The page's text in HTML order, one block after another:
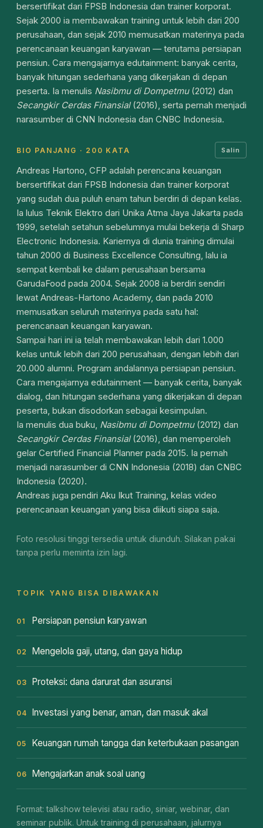
bersertifikat dari FPSB Indonesia dan trainer korporat.
Sejak 2000 ia membawakan training untuk lebih dari 200
perusahaan, dan sejak 2010 memusatkan materinya pada
perencanaan keuangan karyawan — terutama persiapan
pensiun. Cara mengajarnya edutainment: banyak cerita,
banyak hitungan sederhana yang dikerjakan di depan
peserta. Ia menulis Nasibmu di Dompetmu(2012) dan
Secangkir Cerdas Finansial(2016), serta pernah menjadi
narasumber di CNN Indonesia dan CNBC Indonesia.
BIO PANJANG · 200 KATA Salin
Andreas Hartono, CFP adalah perencana keuangan
bersertifikat dari FPSB Indonesia dan trainer korporat
yang sudah dua puluh enam tahun berdiri di depan kelas.
Ia lulus Teknik Elektro dari Unika Atma Jaya Jakarta pada
1999, setelah setahun sebelumnya mulai bekerja di Sharp
Electronic Indonesia. Kariernya di dunia training dimulai
tahun 2000 di Business Excellence Consulting, lalu ia
sempat kembali ke dalam perusahaan bersama
GarudaFood pada 2004. Sejak 2008 ia berdiri sendiri
lewat Andreas-Hartono Academy, dan pada 2010
memusatkan seluruh materinya pada satu hal:
perencanaan keuangan karyawan.
Sampai hari ini ia telah membawakan lebih dari 1.000
kelas untuk lebih dari 200 perusahaan, dengan lebih dari
20.000 alumni. Program andalannya persiapan pensiun.
Cara mengajarnya edutainment — banyak cerita, banyak
dialog, dan hitungan sederhana yang dikerjakan di depan
peserta, bukan disodorkan sebagai kesimpulan.
Ia menulis dua buku, Nasibmu di Dompetmu(2012) dan
Secangkir Cerdas Finansial(2016), dan memperoleh
gelar Certified Financial Planner pada 2015. Ia pernah
menjadi narasumber di CNN Indonesia (2018) dan CNBC
Indonesia (2020).
Andreas juga pendiri Aku Ikut Training, kelas video
perencanaan keuangan yang bisa diikuti siapa saja.
Foto resolusi tinggi tersedia untuk diunduh. Silakan pakai
tanpa perlu meminta izin lagi.
TOPIK YANG BISA DIBAWAKAN
01 Persiapan pensiun karyawan
02 Mengelola gaji, utang, dan gaya hidup
03 Proteksi: dana darurat dan asuransi
04 Investasi yang benar, aman, dan masuk akal
05 Keuangan rumah tangga dan keterbukaan pasangan
06 Mengajarkan anak soal uang
Format: talkshow televisi atau radio, siniar, webinar, dan
seminar publik. Untuk training di perusahaan, jalurnya